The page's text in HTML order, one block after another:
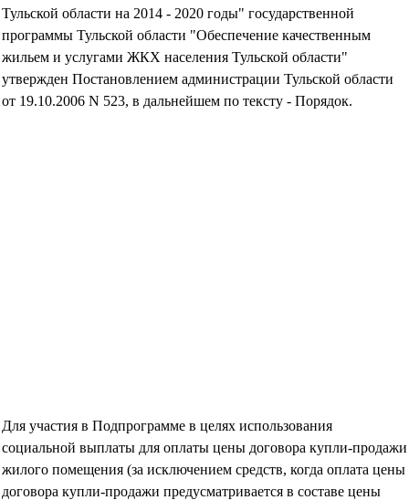
Тульской области на 2014 - 2020 годы" государственной
программы Тульской области "Обеспечение качественным
жильем и услугами ЖКХ населения Тульской области"
утвержден Постановлением администрации Тульской области
от 19.10.2006 N 523, в дальнейшем по тексту - Порядок.
Для участия в Подпрограмме в целях использования
социальной выплаты для оплаты цены договора купли-продажи
жилого помещения (за исключением средств, когда оплата цены
договора купли-продажи предусматривается в составе цены